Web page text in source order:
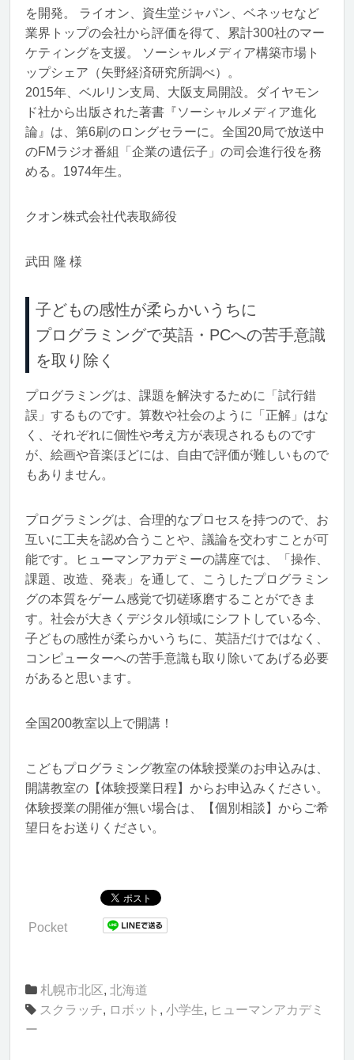
を開発。 ライオン、資生堂ジャパン、ベネッセなど
業界トップの会社から評価を得て、累計300社のマー
ケティングを支援。 ソーシャルメディア構築市場ト
ップシェア（矢野経済研究所調べ）。
2015年、ベルリン支局、大阪支局開設。ダイヤモン
ド社から出版された著書『ソーシャルメディア進化
論』は、第6刷のロングセラーに。全国20局で放送中
のFMラジオ番組「企業の遺伝子」の司会進行役を務
める。1974年生。
クオン株式会社代表取締役
武田 隆 様
子どもの感性が柔らかいうちに
プログラミングで英語・PCへの苦手意識
を取り除く
プログラミングは、課題を解決するために「試行錯
誤」するものです。算数や社会のように「正解」はな
く、それぞれに個性や考え方が表現されるものです
が、絵画や音楽ほどには、自由で評価が難しいもので
もありません。
プログラミングは、合理的なプロセスを持つので、お
互いに工夫を認め合うことや、議論を交わすことが可
能です。ヒューマンアカデミーの講座では、「操作、
課題、改造、発表」を通して、こうしたプログラミン
グの本質をゲーム感覚で切磋琢磨することができま
す。社会が大きくデジタル領域にシフトしている今、
子どもの感性が柔らかいうちに、英語だけではなく、
コンピューターへの苦手意識も取り除いてあげる必要
があると思います。
全国200教室以上で開講！
こどもプログラミング教室の体験授業のお申込みは、
開講教室の【体験授業日程】からお申込みください。
体験授業の開催が無い場合は、【個別相談】からご希
望日をお送りください。
Pocket
札幌市北区, 北海道
スクラッチ, ロボット , 小学生, ヒューマンアカデミ
ー